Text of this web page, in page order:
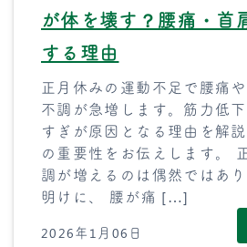
が体を壊す？腰痛・首
する理由
正月休みの運動不足で腰痛
不調が急増します。筋力低
すぎが原因となる理由を解
の重要性をお伝えします。
調が増えるのは偶然ではあ
明けに、 腰が痛 […]
2026年1月06日